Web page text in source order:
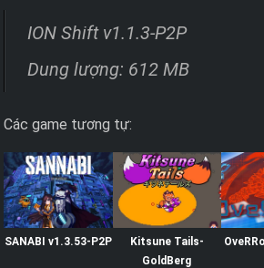
ION Shift v1.1.3-P2P
Dung lượng: 612 MB
Các game tương tự:
SANABI v1.3.53-P2P
Kitsune Tails-
GoldBerg